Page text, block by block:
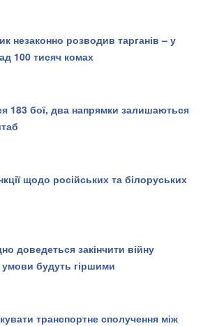
незаконно розводив тарганів – у
100 тисяч комах
183 бої, два напрямки залишаються
щодо російських та білоруських
доведеться закінчити війну
будуть гіршими
транспортне сполучення між